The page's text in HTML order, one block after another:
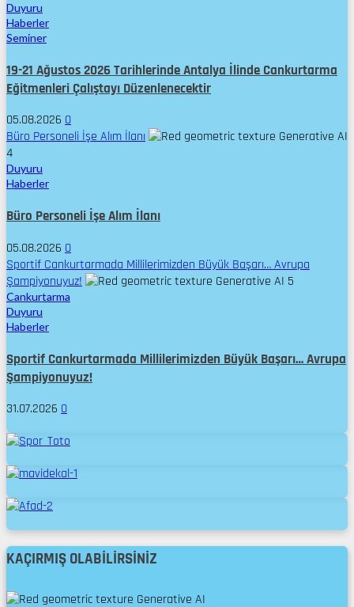
Duyuru
Haberler
Seminer
19-21 Ağustos 2026 Tarihlerinde Antalya İlinde Cankurtarma
Eğitmenleri Çalıştayı Düzenlenecektir
05.08.2026 0
Büro Personeli İşe Alım İlanı
4
Duyuru
Haberler
Büro Personeli İşe Alım İlanı
05.08.2026 0
Sportif Cankurtarmada Millilerimizden Büyük Başarı… Avrupa
Şampiyonuyuz!
5
Cankurtarma
Duyuru
Haberler
Sportif Cankurtarmada Millilerimizden Büyük Başarı… Avrupa
Şampiyonuyuz!
31.07.2026 0
KAÇIRMIŞ OLABILIRSINIZ